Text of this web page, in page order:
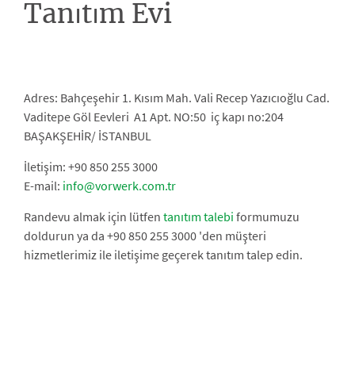
Tanıtım Evi
Adres: Bahçeşehir 1. Kısım Mah. Vali Recep Yazıcıoğlu Cad.
Vaditepe Göl Eevleri A1 Apt. NO:50 iç kapı no:204
BAŞAKŞEHİR/ İSTANBUL
İletişim: +90 850 255 3000
E-mail: info@vorwerk.com.tr
Randevu almak için lütfen tanıtım talebi formumuzu
doldurun ya da +90 850 255 3000 'den müşteri
hizmetlerimiz ile iletişime geçerek tanıtım talep edin.